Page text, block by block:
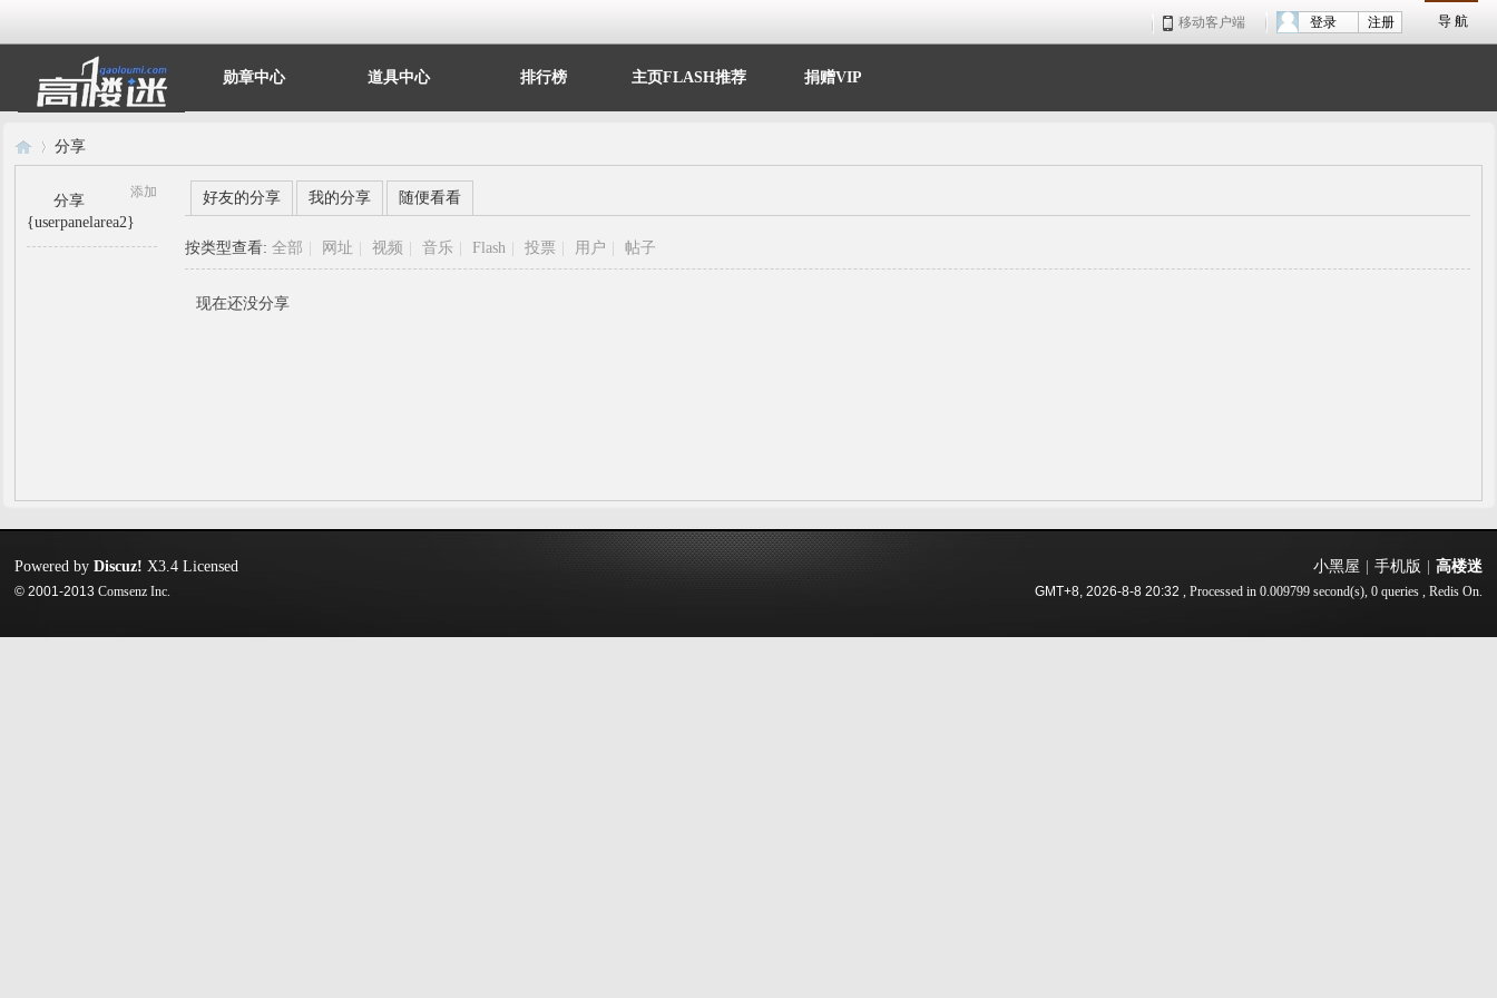
导 航
移动客户端 注册
登录
勋章中心 道具中心 排行榜 主页FLASH推荐 捐赠VIP
分享
添加
分享
{userpanelarea2}
好友的分享 我的分享 随便看看
按类型查看:全部 网址 视频 音乐 Flash 投票 用户 帖子
现在还没分享
小黑屋 手机版 高楼迷
GMT+8, 2026-8-8 20:32 , Processed in 0.009799 second(s), 0 queries , Redis On.
Powered byDiscuz! X3.4 Licensed
© 2001-2013Comsenz Inc.